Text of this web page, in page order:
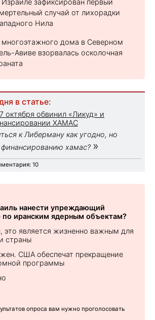
случай от лихорадки
Нила
многоэтажного дома в Северном
Авиве взорвалась осколочная
в статье:
октября обвинил «Ликуд» и
ХАМАС
к Либерману как угодно, но
хамас? »
10
нанести упреждающий
иранским ядерным объектам?
это является жизненно важным для
страны
США обеспечат прекращение
программы
опроса вам нужно проголосовать